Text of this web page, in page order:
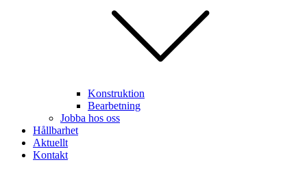
Konstruktion
Bearbetning
Jobba hos oss
Hållbarhet
Aktuellt
Kontakt